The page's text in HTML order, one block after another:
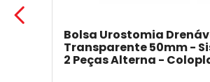
Bolsa Urostomia
Transparente 50mm -
2 Peças Alterna -